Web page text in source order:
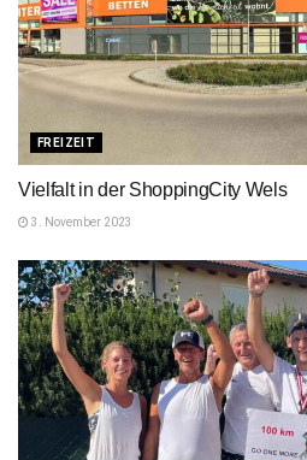
FREIZEIT
Vielfalt in der ShoppingCity Wels
3. November 2023